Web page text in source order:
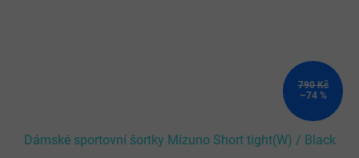
790 Kč
–74 %
Dámské sportovní šortky Mizuno Short tight(W) / Black